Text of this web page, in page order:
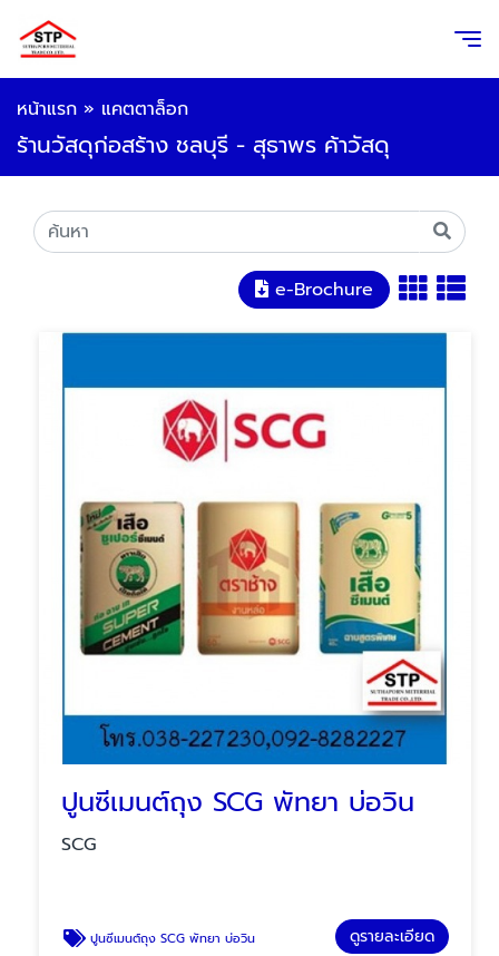
หน้าแรก » แคตตาล็อก
ร้านวัสดุก่อสร้าง ชลบุรี - สุธาพร ค้าวัสดุ
e-Brochure
ปูนซีเมนต์ถุง SCG พัทยา บ่อวิน
SCG
ปูนซีเมนต์ถุง SCG พัทยา บ่อวิน ดูรายละเอียด